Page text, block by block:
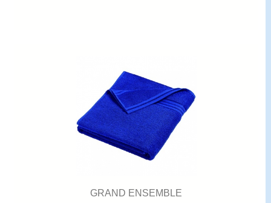
GRAND ENSEMBLE